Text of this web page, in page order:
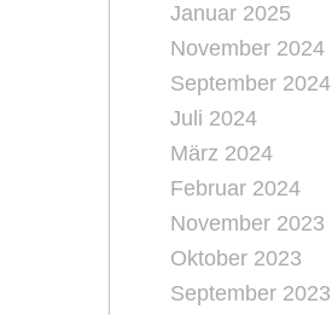
Januar 2025
November 2024
September 2024
Juli 2024
März 2024
Februar 2024
November 2023
Oktober 2023
September 2023